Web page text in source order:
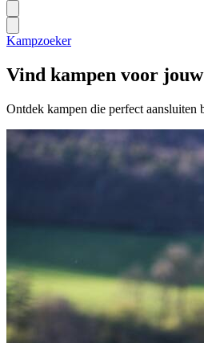
Kampzoeker
Vind kampen voor
Ontdek kampen die perfect